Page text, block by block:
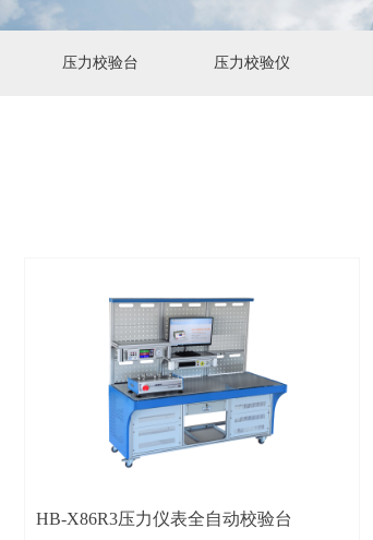
压力校验台 压力校验仪
HB-X86R3压力仪表全自动校验台